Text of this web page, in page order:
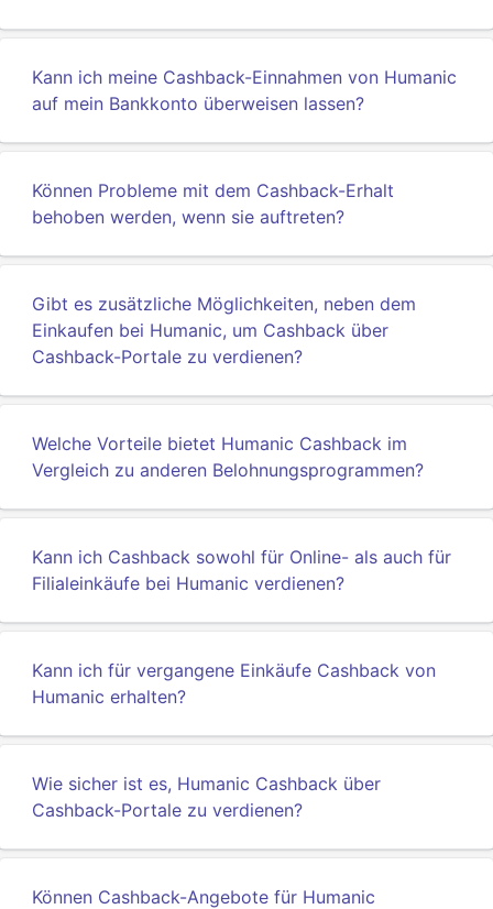
Kann ich meine Cashback-Einnahmen von Humanic
auf mein Bankkonto überweisen lassen?
Können Probleme mit dem Cashback-Erhalt
behoben werden, wenn sie auftreten?
Gibt es zusätzliche Möglichkeiten, neben dem
Einkaufen bei Humanic, um Cashback über
Cashback-Portale zu verdienen?
Welche Vorteile bietet Humanic Cashback im
Vergleich zu anderen Belohnungsprogrammen?
Kann ich Cashback sowohl für Online- als auch für
Filialeinkäufe bei Humanic verdienen?
Kann ich für vergangene Einkäufe Cashback von
Humanic erhalten?
Wie sicher ist es, Humanic Cashback über
Cashback-Portale zu verdienen?
Können Cashback-Angebote für Humanic